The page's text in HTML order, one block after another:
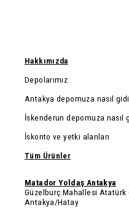
Hakkımızda
Depolarımız
Antakya depomuza nasıl
İskenderun depomuza nasıl
İskonto ve yetki alanları
Tüm Ürünler
Matador Yoldaş Antakya
Güzelburç Mahallesi Atatürk
Antakya/Hatay